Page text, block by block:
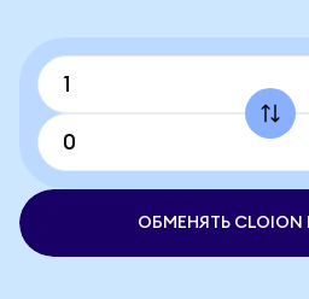
ОБМЕНЯТЬ CLOION